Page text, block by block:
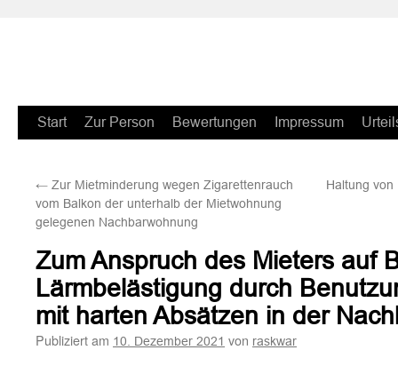
Zum
springen
Start Zur Person Bewertungen Impressum
← Zur Mietminderung wegen Zigarettenrauch
vom Balkon der unterhalb der Mietwohnung
gelegenen Nachbarwohnung
Haltung von
Zum Anspruch des Mieters auf
Lärmbelästigung durch
mit harten Absätzen in der
Publiziert am 10. Dezember 2021 von raskwar